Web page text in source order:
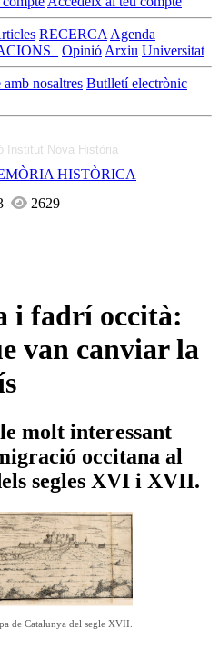
RECERCA Agenda
Opinió Arxiu Universitat
amb nosaltres Butlletí electrònic
Institut Nova Història
HISTÒRICA
2629
i fadrí occità:
van canviar la
molt interessant
occitana al
segles XVI i XVII.
de Catalunya del segle XVII.